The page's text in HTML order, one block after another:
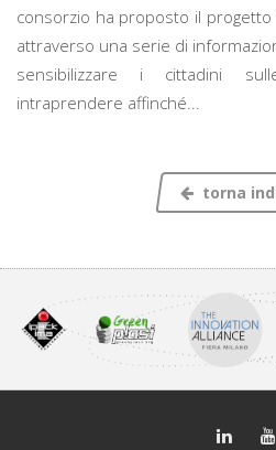
consorzio ha proposto il progetto
attraverso una serie di
sensibilizzare i cittadini
intraprendere affinché...
torna